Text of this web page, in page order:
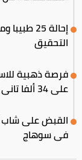
إحالة
التحقيق
على 34 ألفا تاني يوم
القبض على شاب
في سوهاج